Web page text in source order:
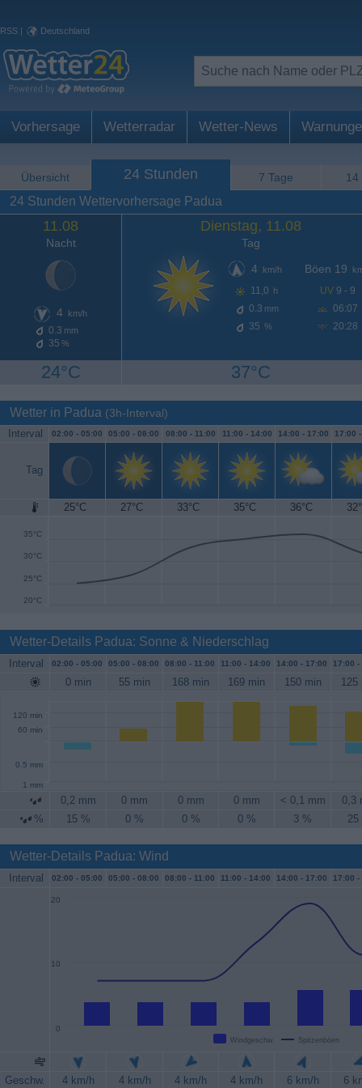
RSS | Deutschland
Vorhersage Wetterradar Wetter-News
Übersicht 24 Stunden 7 Tage 14
24 Stunden Wettervorhersage Padua
11.08
Nacht
4 km/h
0.3 mm
35 %
24°C
Dienstag, 11.08
Tag
4
km/h
11,0 h
0.3 mm
35 %
Böen 19
UV 9 - 9
06:07
20:28
37°C
Wetter in Padua (3h-Interval)
Interval 02:00 - 05:00 05:00 - 08:00 08:00 - 11:00 11:00 - 14:00 14:00 - 17:00 17:00
Tag
25°C 27°C 33°C 35°C 36°C
20°C
25°C
30°C
35°C
40°C
Wetter-Details Padua: Sonne & Niederschlag
Interval 02:00 - 05:00 05:00 - 08:00 08:00 - 11:00 11:00 - 14:00 14:00 - 17:00 17:00 -
0 min 55 min 168 min 169 min 150 min 125
60 min
120 min
0.5 mm
1 mm
0,2 mm 0 mm 0 mm 0 mm < 0,1 mm
0,3
%
15 % 0 % 0 % 0 % 3 % 25
Wetter-Details Padua: Wind
Interval 02:00 - 05:00 05:00 - 08:00 08:00 - 11:00 11:00 - 14:00 14:00 - 17:00 17:00 -
Windgeschw. Spitzenböen
0
10
20
Geschw. 4 km/h 4 km/h 4 km/h 4 km/h 6 km/h
6